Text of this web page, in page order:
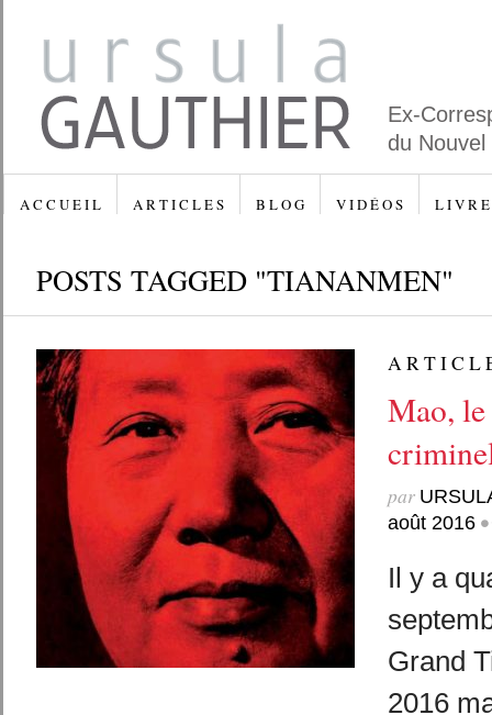
Ex-
du
A C C U E I L A R T I C L E S B L O G V I D É O S L I V R E
POSTS TAGGED "TIANANMEN"
A R T I C L
Mao,
par
août 2016 •
Il y a
Grand
2016